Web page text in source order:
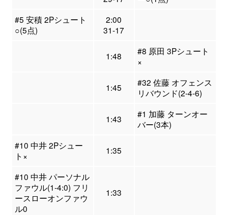
#5 安積 2Pシュート
○(5点)
2:00
31-17
1:48
#8 原田 3Pシュート
×
1:45
#32 佐藤 オフェンス
リバウンド(2-4-6)
1:43
#1 加藤 ターンオー
バー(3本)
#10 中井 2Pシュー
ト×
1:35
#10 中井 パーソナル
ファウル(1-4:0) フリ
ースローオンファウ
ル0
1:33